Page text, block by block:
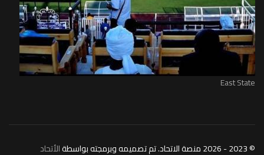
East State
© 2023 - 2026 منصة الاتحاد. تم تصميمه وبرمجته بواسطة
الأتحاد